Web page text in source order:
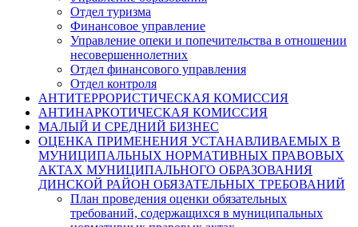
Отдел туризма
Финансовое управление
Управление опеки и попечительства в отношении
несовершеннолетних
Отдел финансового управления
Отдел контроля
АНТИТЕРРОРИСТИЧЕСКАЯ КОМИССИЯ
АНТИНАРКОТИЧЕСКАЯ КОМИССИЯ
МАЛЫЙ И СРЕДНИЙ БИЗНЕС
ОЦЕНКА ПРИМЕНЕНИЯ УСТАНАВЛИВАЕМЫХ В
МУНИЦИПАЛЬНЫХ НОРМАТИВНЫХ ПРАВОВЫХ
АКТАХ МУНИЦИПАЛЬНОГО ОБРАЗОВАНИЯ
ДИНСКОЙ РАЙОН ОБЯЗАТЕЛЬНЫХ ТРЕБОВАНИЙ
План проведения оценки обязательных
требований, содержащихся в муниципальных